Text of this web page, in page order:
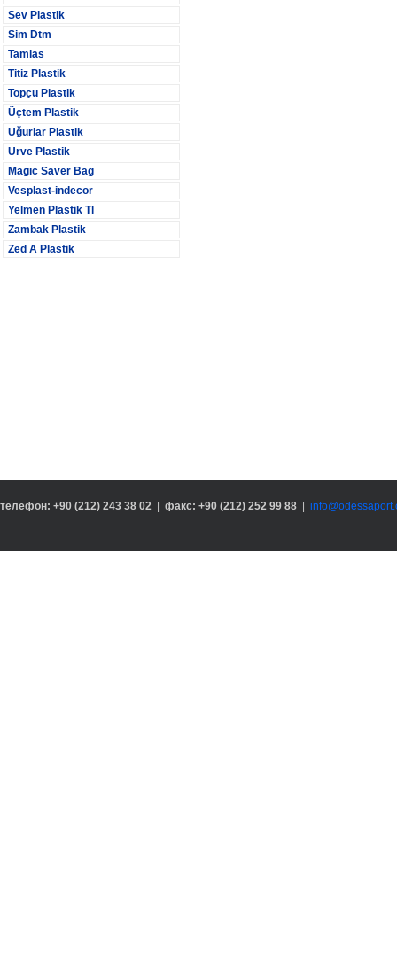
Sev Plastik
Sim Dtm
Tamlas
Titiz Plastik
Topçu Plastik
Üçtem Plastik
Uğurlar Plastik
Urve Plastik
Magıc Saver Bag
Vesplast-indecor
Yelmen Plastik Tl
Zambak Plastik
Zed A Plastik
телефон: +90 (212) 243 38 02 факс: +90 (212) 252 99 88